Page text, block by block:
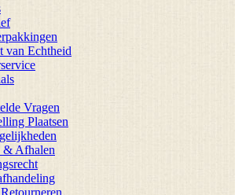
van Echtheid
Vragen
Plaatsen
& Afhalen